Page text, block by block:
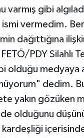
gibi
ismi vermedim.
dağıttığına
PDY Silahlı
olduğu
dedim.
yakın gözüken
olduğunu